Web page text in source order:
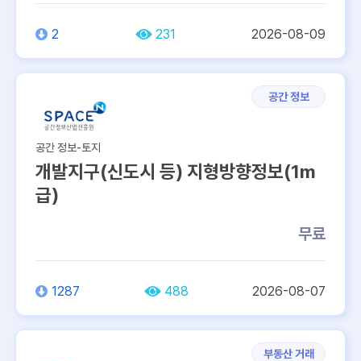
2 231 2026-08-09
공간 정보
공간 정보-토지
개발지구(신도시 등) 지형방향정보(1m
급)
무료
1287 488 2026-08-07
부동산 거래